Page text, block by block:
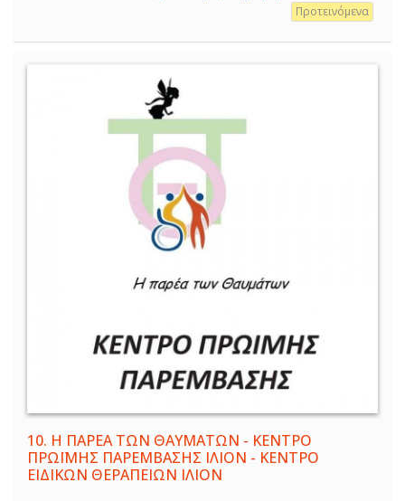
Προτεινόμενα
10. Η ΠΑΡΕΑ ΤΩΝ ΘΑΥΜΑΤΩΝ - ΚΕΝΤΡΟ
ΠΡΩΪΜΗΣ ΠΑΡΕΜΒΑΣΗΣ ΙΛΙΟΝ - ΚΕΝΤΡΟ
ΕΙΔΙΚΩΝ ΘΕΡΑΠΕΙΩΝ ΙΛΙΟΝ